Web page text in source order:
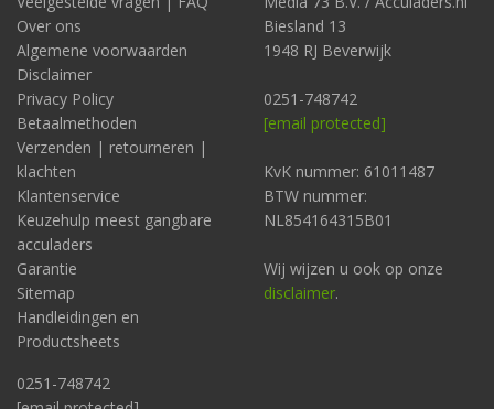
Over ons
Algemene voorwaarden
Disclaimer
Privacy Policy
Betaalmethoden
Verzenden | retourneren |
klachten
Klantenservice
Keuzehulp meest gangbare
acculaders
Garantie
Sitemap
Handleidingen en
Productsheets
0251-748742
Biesland 13
1948 RJ Beverwijk
0251-748742
[email protected]
KvK nummer: 61011487
BTW nummer:
NL854164315B01
Wij wijzen u ook op onze
disclaimer.